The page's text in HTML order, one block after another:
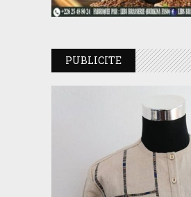
PUBLICITE